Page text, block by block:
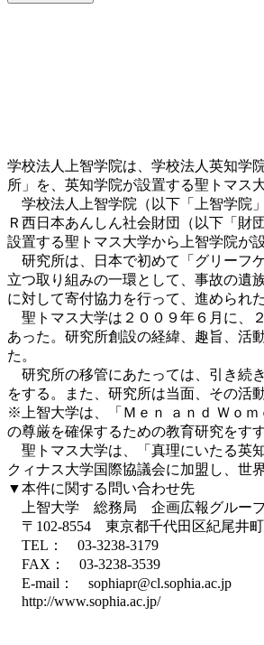
学校法人上智学院は、学校法人英知学
所」を、英知学院が設置する聖トマス
学校法人上智学院（以下「上智学院
Ｒ西日本あんしん社会財団（以下「財
設置する聖トマス大学から上智学院が
研究所は、日本で初めて「グリーフ
立つ取り組みの一環として、事故の遺
に対して寄付協力を行って、進められ
聖トマス大学は２００９年６月に、
あった。研究所創設の経緯、趣旨、活
た。
研究所の移管にあたっては、引き続
をする。また、研究所は当面、その活
※上智大学は、「Ｍｅｎ ａｎｄ Ｗｏ
の尊厳を確保するための教育研究をす
聖トマス大学は、「真理にいたる英
クィナス大学国際協議会に加盟し、世
▼本件に関する問い合わせ先
上智大学 総務局 企画広報グルー
〒102-8554 東京都千代田区紀尾井町
TEL： 03-3238-3179
FAX： 03-3238-3539
E-mail： sophiapr@cl.sophia.ac.jp
http://www.sophia.ac.jp/